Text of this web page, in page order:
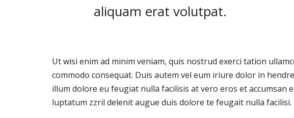
aliquam erat volutpat.
Ut wisi enim ad minim veniam, quis nostrud exerci tation
commodo consequat. Duis autem vel eum iriure dolor in
illum dolore eu feugiat nulla facilisis at vero eros et
luptatum zzril delenit augue duis dolore te feugait nulla facilisi.